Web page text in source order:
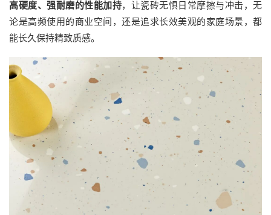
高硬度、强耐磨的性能加持，让瓷砖无惧日常摩擦与冲击，无
论是高频使用的商业空间，还是追求长效美观的家庭场景，都
能长久保持精致质感。